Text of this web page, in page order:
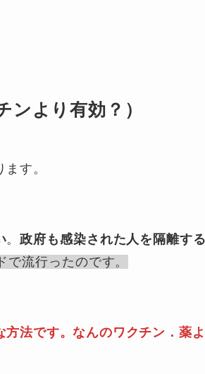
より有効？）
す。
。政府も感染された人を隔離す
流行ったのです。
法です。なんのワクチン．薬よ